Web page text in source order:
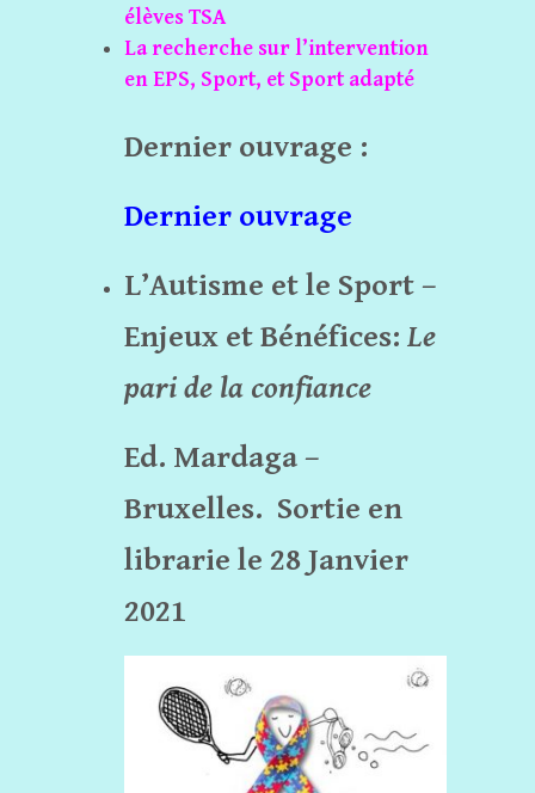
élèves TSA
La recherche sur l’intervention
en EPS, Sport, et Sport adapté
Dernier ouvrage :
Dernier ouvrage
L’Autisme et le Sport –
Enjeux et Bénéfices: Le
pari de la confiance
Ed. Mardaga –
Bruxelles. Sortie en
librarie le 28 Janvier
2021